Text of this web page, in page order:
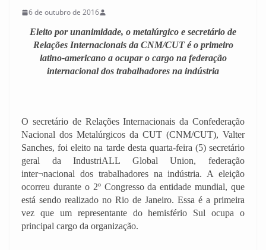
6 de outubro de 2016
Eleito por unanimidade, o metalúrgico e secretário de
Relações Internacionais da CNM/CUT é o primeiro
latino-americano a ocupar o cargo na federação
internacional dos trabalhadores na indústria
O secretário de Relações Internacionais da Confederação
Nacional dos Metalúrgicos da CUT (CNM/CUT), Valter
Sanches, foi eleito na tarde desta quarta-feira (5) secretário
geral da IndustriALL Global Union, federação
inter¬nacional dos trabalhadores na indústria. A eleição
ocorreu durante o 2º Congresso da entidade mundial, que
está sendo realizado no Rio de Janeiro. Essa é a primeira
vez que um representante do hemisfério Sul ocupa o
principal cargo da organização.